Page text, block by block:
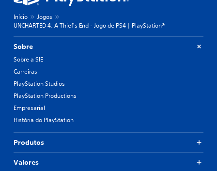
Início
Jogos
UNCHARTED 4: A Thief's End - Jogo de PS4 | PlayStation®
Sobre
Sobre a SIE
Carreiras
PlayStation Studios
PlayStation Productions
Empresarial
História do PlayStation
Produtos
Valores